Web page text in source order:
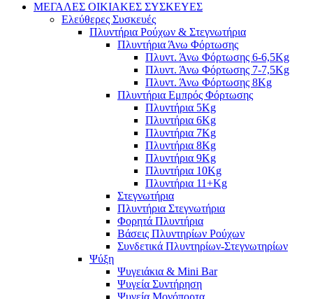
ΜΕΓΑΛΕΣ ΟΙΚΙΑΚΕΣ ΣΥΣΚΕΥΕΣ
Ελεύθερες Συσκευές
Πλυντήρια Ρούχων & Στεγνωτήρια
Πλυντήρια Άνω Φόρτωσης
Πλυντ. Άνω Φόρτωσης 6-6,5Kg
Πλυντ. Άνω Φόρτωσης 7-7,5Kg
Πλυντ. Άνω Φόρτωσης 8Kg
Πλυντήρια Εμπρός Φόρτωσης
Πλυντήρια 5Kg
Πλυντήρια 6Kg
Πλυντήρια 7Kg
Πλυντήρια 8Kg
Πλυντήρια 9Kg
Πλυντήρια 10Kg
Πλυντήρια 11+Kg
Στεγνωτήρια
Πλυντήρια Στεγνωτήρια
Φορητά Πλυντήρια
Βάσεις Πλυντηρίων Ρούχων
Συνδετικά Πλυντηρίων-Στεγνωτηρίων
Ψύξη
Ψυγειάκια & Mini Bar
Ψυγεία Συντήρηση